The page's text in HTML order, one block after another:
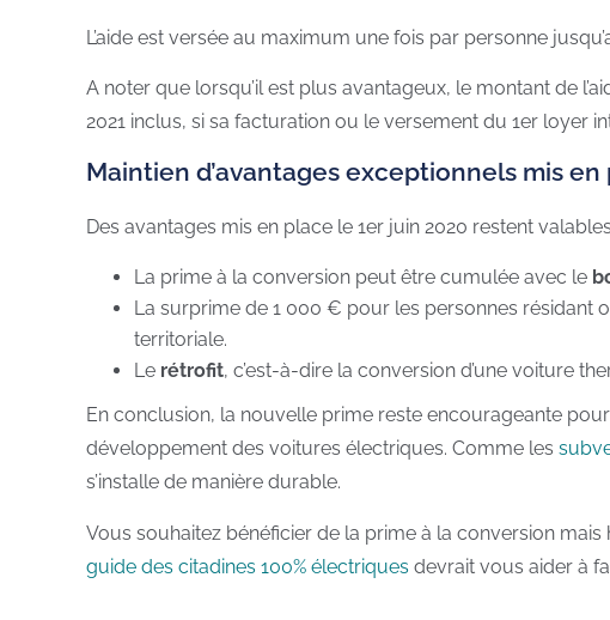
L’aide est versée au maximum une fois par personne
A noter que lorsqu’il est plus avantageux, le montant de
2021 inclus, si sa facturation ou le versement du 1er loyer
Maintien d’avantages exceptionnels mis
Des avantages mis en place le 1er juin 2020 restent
La prime à la conversion peut être cumulée avec le
La surprime de 1 000 € pour les personnes résidant
territoriale.
Le rétrofit, c’est-à-dire la conversion d’une voiture
En conclusion, la nouvelle prime reste encourageante
développement des voitures électriques. Comme les
s’installe de manière durable.
Vous souhaitez bénéficier de la prime à la conversion
guide des citadines 100% électriques devrait vous aider à